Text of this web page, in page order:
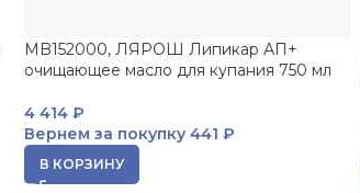
MB152000, ЛЯРОШ Липикар АП+
очищающее масло для купания 750 мл
4 414₽
Вернем за покупку 441 ₽
В КОРЗИНУ